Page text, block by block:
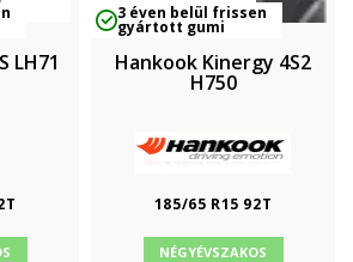
LH71
3 éven belül frissen
gyártott gumi
Hankook Kinergy 4S2
H750
185/65 R15 92T
NÉGYÉVSZAKOS